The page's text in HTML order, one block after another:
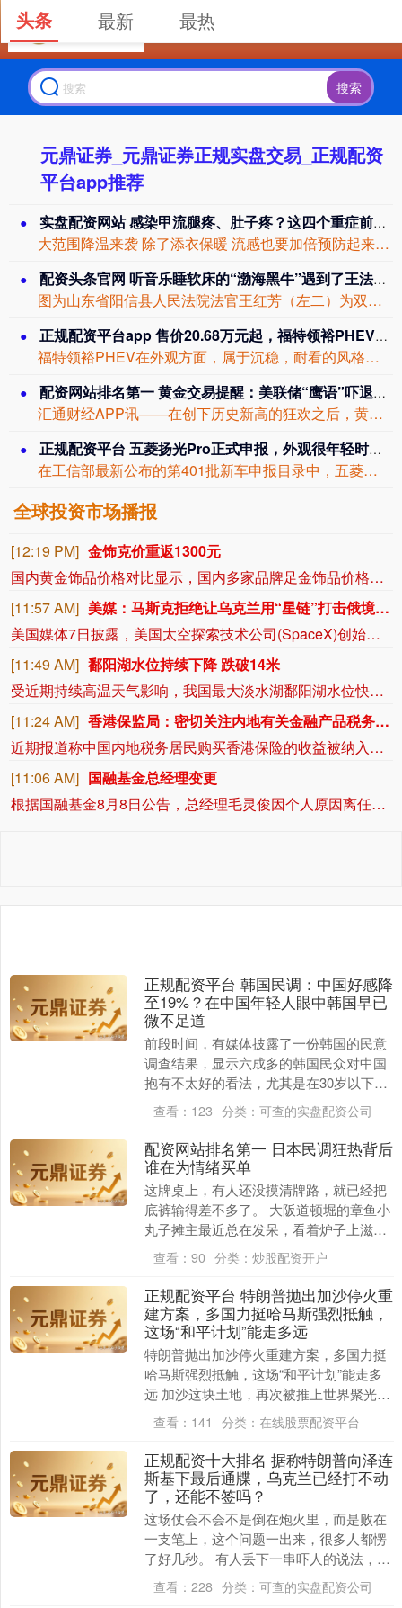
搜索
元鼎证券_元鼎证券正规实盘交易_正规配资
平台app推荐
实盘配资网站 感染甲流腿疼、肚子疼？这四个重症前兆要警惕
大范围降温来袭 除了添衣保暖 流感也要加倍预防起来了 尤其需要警惕 儿童甲型H3...
配资头条官网 听音乐睡软床的“渤海黑牛”遇到了王法官……
图为山东省阳信县人民法院法官王红芳（左二）为双方当事人进行调解。王钟瑶 摄 山东...
正规配资平台app 售价20.68万元起，福特领裕PHEV上市
福特领裕PHEV在外观方面，属于沉稳，耐看的风格，中网由黑色格栅组成，格栅的面积...
配资网站排名第一 黄金交易提醒：美联储“鹰语”吓退多头，金价高位急转直掉头，4000美元目标还稳吗？
汇通财经APP讯——在创下历史新高的狂欢之后，黄金市场再度上演“高台跳水”的惊险...
正规配资平台 五菱扬光Pro正式申报，外观很年轻时尚，侧滑门，2+2+2座椅
在工信部最新公布的第401批新车申报目录中，五菱申报了全新的纯电动多用途乘用车，...
全球投资市场播报
[12:19 PM] 金饰克价重返1300元
国内黄金饰品价格对比显示，国内多家品牌足金饰品价格重返1300元，其中周生生足金饰品报1315元/克，周大福报价1308元/克，老庙黄金报价1310元/克。
[11:57 AM]
美媒：马斯克拒绝让乌克兰用“星链”打击俄境内目标
美国媒体7日披露，美国太空探索技术公司(SpaceX)创始人马斯克明确拒绝允许乌克兰军方利用SpaceX旗下卫星互联网系统“星链”打击俄罗斯境内目标。美国《大西洋》杂志以乌前国防部长费多罗夫两名“身边人”为消息源报道，费多罗夫此前一直在推动利用“星链”打击俄罗斯境内目标，曾尝试通过私下渠道与马斯克接触，但遭到后者拒绝。“截至目前，（马斯克）没有作出同意的决定。”报道称，马斯克之所以拒绝乌方用“星链”对俄进行纵深打击，是担心危机进一步升级。2022年乌克兰危机全面升级后，马斯克曾免费向乌克兰提供数万个“星链”终端。但他后来频频与乌方发生争执，敦促后者与俄方达成和平协议。（新华社）
[11:49 AM] 鄱阳湖水位持续下降 跌破14米
受近期持续高温天气影响，我国最大淡水湖鄱阳湖水位快速下降。截至8月8日8时，鄱阳湖标志性水文站星子站水位下降至13.97米，较昨日下降0.13米，鄱阳湖湖口站水位下降至13.84米，湖区两岸退水痕迹明显。（央视新闻）
[11:24 AM]
香港保监局：密切关注内地有关金融产品税务安排
近期报道称中国内地税务居民购买香港保险的收益被纳入征税范围。对此，香港保险监管局回应记者称，政府和保监局正密切注意内地有关金融产品税务安排的最新发展，同时会与业界保持紧密沟通。中国居民就境外投资收益必须依法申报及缴税的要求一直存在，市场不用过度解读或作出揣测。香港保险市场发展成熟，产品设计灵活先进，可提供货币选择、环球资产配置、人生规划、财富传承等专业服务，相信对内地客户有一定吸引力。（财联社)
[11:06 AM] 国融基金总经理变更
根据国融基金8月8日公告，总经理毛灵俊因个人原因离任，总经理职位暂由张圆辉代任。根据国融基金安排，该公司董事会选举韩光华拟任公司总经理，待韩光华完成相关程序后履职。
头条 最新 最热
正规配资平台 韩国民调：中国好感降
至19%？在中国年轻人眼中韩国早已
微不足道
前段时间，有媒体披露了一份韩国的民意
调查结果，显示六成多的韩国民众对中国
抱有不太好的看法，尤其是在30岁以下的
年轻人中，这个比例竟然上升到八成。而
对中国的整体好....
查看： 123 分类： 可查的实盘配资公司
配资网站排名第一 日本民调狂热背后
谁在为情绪买单
这牌桌上，有人还没摸清牌路，就已经把
底裤输得差不多了。 大阪道顿堀的章鱼小
丸子摊主最近总在发呆，看着炉子上滋滋
作响却没几个人来买的丸子，他可能在琢
磨一个哲学问题....
查看： 90 分类： 炒股配资开户
正规配资平台 特朗普抛出加沙停火重
建方案，多国力挺哈马斯强烈抵触，
这场“和平计划”能走多远
特朗普抛出加沙停火重建方案，多国力挺
哈马斯强烈抵触，这场“和平计划”能走多
远 加沙这块土地，再次被推上世界聚光
灯，导火索就是特朗普团队抛出的那份所
谓“和平计划”....
查看： 141 分类： 在线股票配资平台
正规配资十大排名 据称特朗普向泽连
斯基下最后通牒，乌克兰已经打不动
了，还能不签吗？
这场仗会不会不是倒在炮火里，而是败在
一支笔上，这个问题一出来，很多人都愣
了好几秒。 有人丢下一串吓人的说法，什
么遗体交换比例夸张到一千比三十，什
么“他没有底牌，....
查看： 228 分类： 可查的实盘配资公司